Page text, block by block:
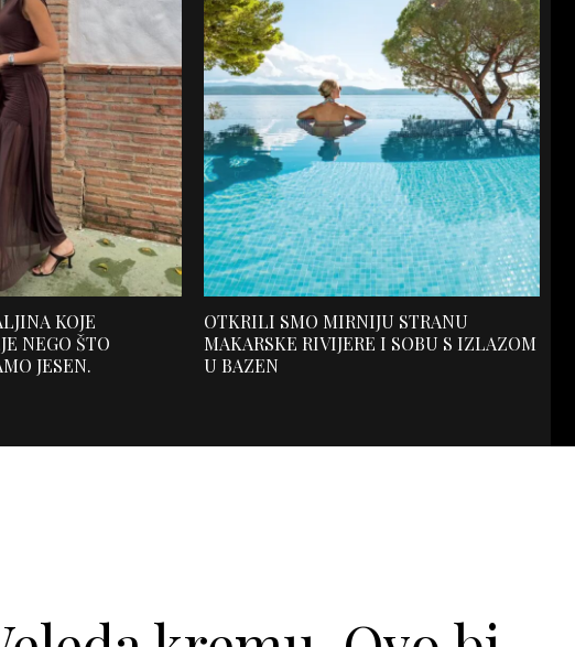
KOJE
NEGO ŠTO
JESEN.
OTKRILI SMO MIRNIJU STRANU
MAKARSKE RIVIJERE I SOBU S IZLAZOM
U BAZEN